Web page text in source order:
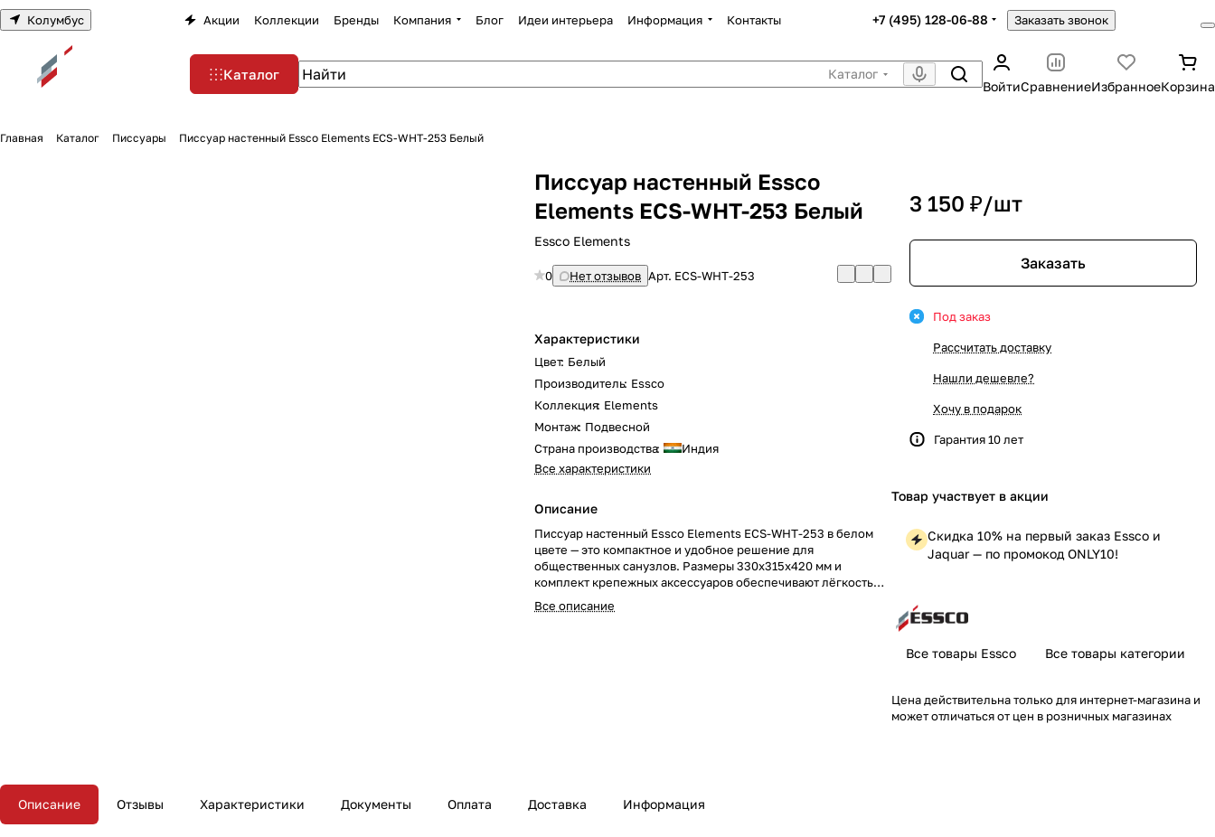
Колумбус Акции Коллекции Бренды Компания Блог Идеи интерьера Информация Контакты +7 (495) 128-06-88 Заказать звонок
Каталог
Каталог
ВойтиСравнениеИзбранноеКорзина
Главная Каталог Писсуары Писсуар настенный Essco Elements ECS-WHT-253 Белый
Писсуар настенный Essco
Elements ECS-WHT-253 Белый
Essco Elements
0 Нет отзывов Арт. ECS-WHT-253
Характеристики
Цвет: Белый
Производитель: Essco
Коллекция: Elements
Монтаж: Подвесной
Страна производства:
Индия
Все характеристики
Описание
Писсуар настенный Essco Elements ECS-WHT-253 в белом
цвете — это компактное и удобное решение для
общественных санузлов. Размеры 330x315x420 мм и
комплект крепежных аксессуаров обеспечивают лёгкость
установки и использования. Обеспечьте гигиену и
надёжность с этим настенным писсуаром!
Все описание
3 150 ₽/шт
Заказать
Под заказ
Рассчитать доставку
Нашли дешевле?
Хочу в подарок
Гарантия 10 лет
Товар участвует в акции
Скидка 10% на первый заказ Essco и
Jaquar — по промокод ONLY10!
Все товары Essco Все товары категории
Цена действительна только для интернет-магазина и
может отличаться от цен в розничных магазинах
Описание Отзывы Характеристики Документы Оплата Доставка Информация